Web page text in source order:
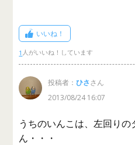
いいね！
1
投稿者：ひささん
2013/08/24 16:07
うちのいんこは、左回り
ん・・・